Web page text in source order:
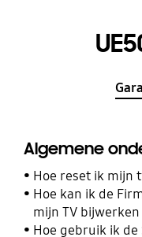
Algemene
Hoe reset ik mijn
Hoe kan ik de
mijn TV
Hoe gebruik ik